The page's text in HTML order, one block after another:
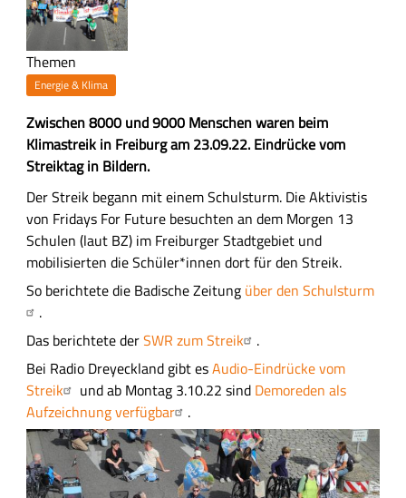
Themen
Energie & Klima
Z
u
s
a
m
m
e
n
f
a
s
s
u
n
g
Zwischen 8000 und 9000 Menschen waren beim
Klimastreik in Freiburg am 23.09.22. Eindrücke vom
Streiktag in Bildern.
H
a
u
p
t
-
n
h
a
l
t
s
f
Der Streik begann mit einem Schulsturm. Die Aktivistis
von Fridays For Future besuchten an dem Morgen 13
Schulen (laut BZ) im Freiburger Stadtgebiet und
mobilisierten die Schüler*innen dort für den Streik.
So berichtete die Badische Zeitungüber den Schulsturm
.
Das berichtete derSWR zum Streik
.
Bei Radio Dreyeckland gibt esAudio-Eindrücke vom
Streik
und ab Montag 3.10.22 sind Demoreden als
Aufzeichnung verfügbar
.